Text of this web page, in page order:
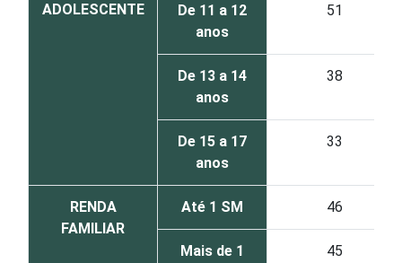
ADOLESCENTE
De 11 a 12
anos
51
De 13 a 14
anos
38
De 15 a 17
anos
33
RENDA
FAMILIAR
Até 1 SM 46
Mais de 1
45